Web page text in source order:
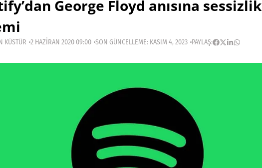
George Floyd anısına sessizlik
KÜSTÜR 2 HAZIRAN 2020 09:00 SON GÜNCELLEME: KASIM 4, 2023 PAYLAŞ: